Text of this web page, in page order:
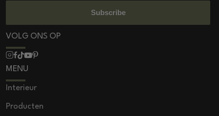
Subscribe
VOLG ONS OP
MENU
Interieur
Producten